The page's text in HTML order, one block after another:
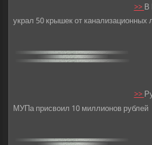
>>В
украл 50 крышек от канализационных
>>
МУПа присвоил 10 миллионов рублей